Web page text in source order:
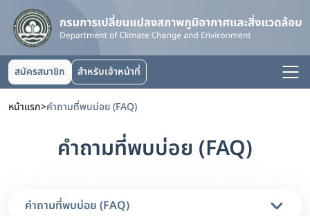
สมัครสมาชิก สำหรับเจ้าหน้าที่
หน้าแรก>คำถามที่พบบ่อย (FAQ)
คำถามที่พบบ่อย (FAQ)
คำถามที่พบบ่อย (FAQ)